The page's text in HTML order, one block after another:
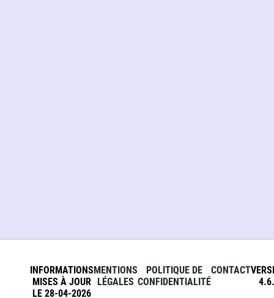
INFORMATIONS
MISES À JOUR
LE 28-04-2026
MENTIONS
LÉGALES
POLITIQUE DE
CONFIDENTIALITÉ
CONTACT